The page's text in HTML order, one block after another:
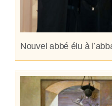
Nouvel abbé élu à